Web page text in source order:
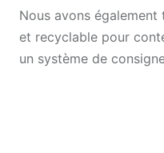
Nous avons
et recyclable pour
un système de